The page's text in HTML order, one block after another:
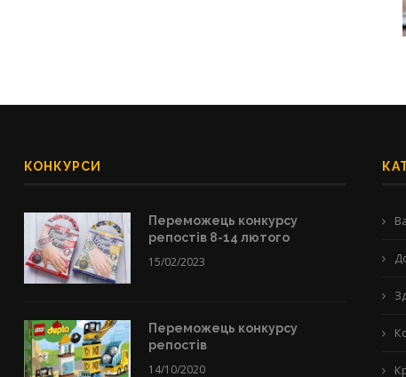
КОНКУРСИ
Переможець конкурсу
репостів 8-14 лютого
15/02/2023
Переможець конкурсу
репостів
14/10/2020